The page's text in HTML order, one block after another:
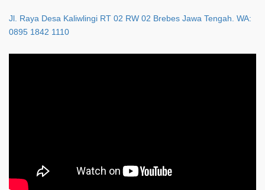
Jl. Raya Desa Kaliwlingi RT 02 RW 02 Brebes Jawa Tengah. WA:
0895 1842 1110